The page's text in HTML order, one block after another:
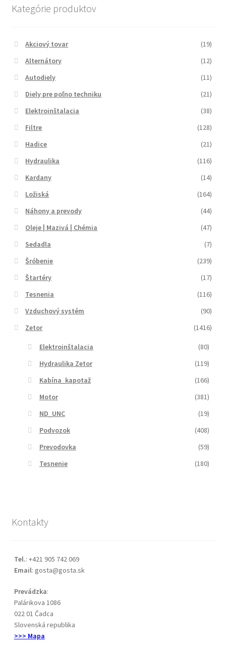
Kategórie produktov
Akciový tovar
(19)
Alternátory
(12)
Autodiely
(11)
Diely pre poľno techniku
(21)
Elektroinštalacia
(38)
Filtre
(128)
Hadice
(21)
Hydraulika
(116)
Kardany
(14)
Ložiská
(164)
Náhony a prevody
(44)
Oleje | Mazivá | Chémia
(47)
Sedadla
(7)
Šróbenie
(239)
Štartéry
(17)
Tesnenia
(116)
Vzduchový systém
(90)
Zetor
(1416)
Elektroinštalacia
(80)
Hydraulika Zetor
(119)
Kabína_kapotaž
(166)
Motor
(381)
ND_UNC
(19)
Podvozok
(408)
Prevodovka
(59)
Tesnenie
(180)
Kontakty
Tel.: +421 905 742 069
Email: gosta@gosta.sk
Prevádzka:
Palárikova 1086
022 01 Čadca
Slovenská republika
>>> Mapa